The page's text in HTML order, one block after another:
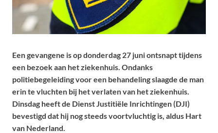
Een gevangene is op donderdag 27 juni ontsnapt tijdens
een bezoek aan het ziekenhuis. Ondanks
politiebegeleiding voor een behandeling slaagde de man
erin te vluchten bij het verlaten van het ziekenhuis.
Dinsdag heeft de Dienst Justitiële Inrichtingen (DJI)
bevestigd dat hij nog steeds voortvluchtig is, aldus Hart
van Nederland.